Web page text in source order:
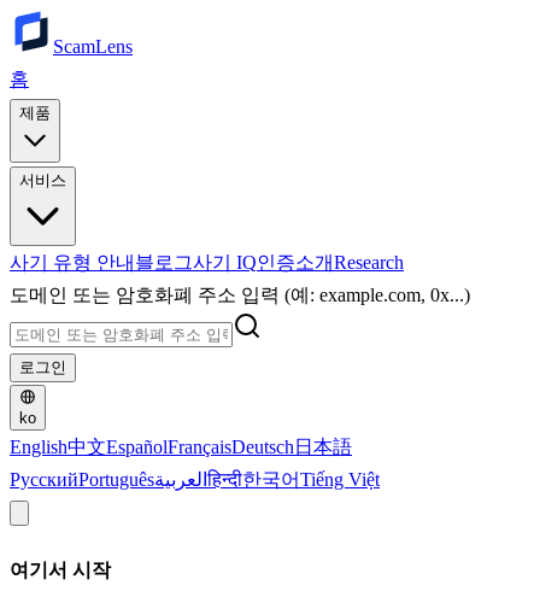
ScamLens
홈
제품
서비스
사기 유형 안내 블로그사기 IQ인증소개Research
도메인 또는 암호화폐 주소 입력 (예: example.com, 0x...)
로그인
ko
English中文EspañolFrançaisDeutsch 日本語
РусскийPortuguêsالعربيةहिन्दी한국어Tiếng Việt
여기서 시작